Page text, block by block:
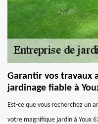
Garantir vos travaux
jardinage fiable à
Est-ce que vous recherchez un
votre magnifique jardin à Youx